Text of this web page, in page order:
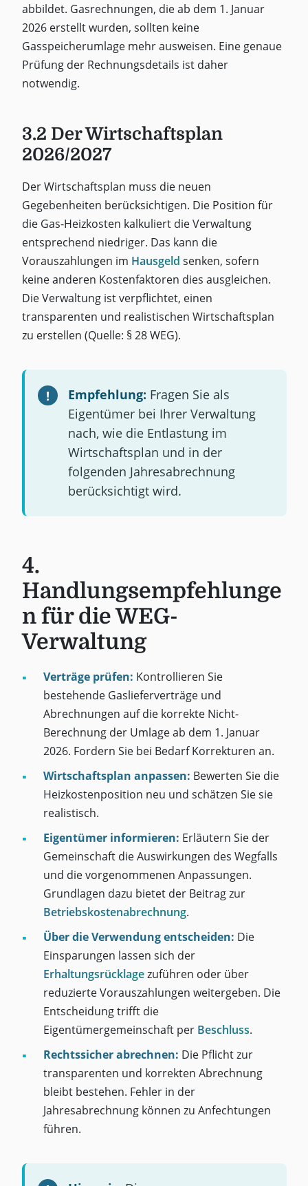
abbildet. Gasrechnungen, die ab dem 1. Januar
2026 erstellt wurden, sollten keine
Gasspeicherumlage mehr ausweisen. Eine genaue
Prüfung der Rechnungsdetails ist daher
notwendig.
3.2 Der Wirtschaftsplan
2026/2027
Der Wirtschaftsplan muss die neuen
Gegebenheiten berücksichtigen. Die Position für
die Gas-Heizkosten kalkuliert die Verwaltung
entsprechend niedriger. Das kann die
Vorauszahlungen im Hausgeld senken, sofern
keine anderen Kostenfaktoren dies ausgleichen.
Die Verwaltung ist verpflichtet, einen
transparenten und realistischen Wirtschaftsplan
zu erstellen (Quelle: § 28 WEG).
Empfehlung: Fragen Sie als
Eigentümer bei Ihrer Verwaltung
nach, wie die Entlastung im
Wirtschaftsplan und in der
folgenden Jahresabrechnung
berücksichtigt wird.
4.
Handlungsempfehlunge
n für die WEG-
Verwaltung
Verträge prüfen: Kontrollieren Sie
bestehende Gaslieferverträge und
Abrechnungen auf die korrekte Nicht-
Berechnung der Umlage ab dem 1. Januar
2026. Fordern Sie bei Bedarf Korrekturen an.
Wirtschaftsplan anpassen: Bewerten Sie die
Heizkostenposition neu und schätzen Sie sie
realistisch.
Eigentümer informieren: Erläutern Sie der
Gemeinschaft die Auswirkungen des Wegfalls
und die vorgenommenen Anpassungen.
Grundlagen dazu bietet der Beitrag zur
Betriebskostenabrechnung.
Über die Verwendung entscheiden: Die
Einsparungen lassen sich der
Erhaltungsrücklagezuführen oder über
reduzierte Vorauszahlungen weitergeben. Die
Entscheidung trifft die
Eigentümergemeinschaft per Beschluss.
Rechtssicher abrechnen: Die Pflicht zur
transparenten und korrekten Abrechnung
bleibt bestehen. Fehler in der
Jahresabrechnung können zu Anfechtungen
führen.